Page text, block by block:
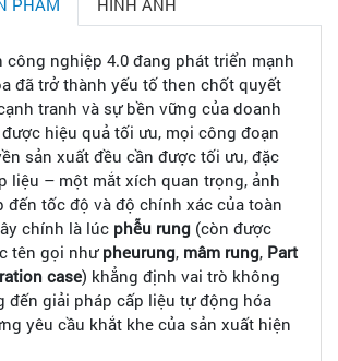
PHẨM HÌNH ẢNH
công nghiệp 4.0 đang phát triển mạnh
đã trở thành yếu tố then chốt quyết
tranh và sự bền vững của doanh
hiệu quả tối ưu, mọi công đoạn
sản xuất đều cần được tối ưu, đặc
liệu – một mắt xích quan trọng, ảnh
đến tốc độ và độ chính xác của toàn
chính là lúc phễu rung (còn được
tên gọi như pheurung, mâm rung, Part
case) khẳng định vai trò không
đến giải pháp cấp liệu tự động hóa
yêu cầu khắt khe của sản xuất hiện